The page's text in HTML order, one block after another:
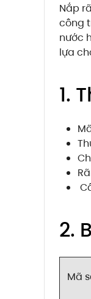
Nắp
công
nước
lựa
1.
2.
Mã